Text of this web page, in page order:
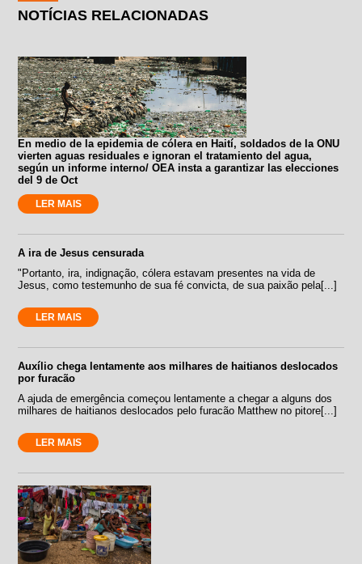
NOTÍCIAS RELACIONADAS
En medio de la epidemia de cólera en Haití, soldados de la ONU
vierten aguas residuales e ignoran el tratamiento del agua,
según un informe interno/ OEA insta a garantizar las elecciones
del 9 de Oct
LER MAIS
A ira de Jesus censurada
"Portanto, ira, indignação, cólera estavam presentes na vida de
Jesus, como testemunho de sua fé convicta, de sua paixão pela[...]
LER MAIS
Auxílio chega lentamente aos milhares de haitianos deslocados
por furacão
A ajuda de emergência começou lentamente a chegar a alguns dos
milhares de haitianos deslocados pelo furacão Matthew no pitore[...]
LER MAIS